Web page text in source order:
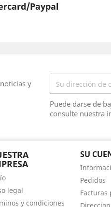
Paypal
y
Puede darse de
consulte nuestra
legal
y condiciones
SU
Pedidos
Facturas